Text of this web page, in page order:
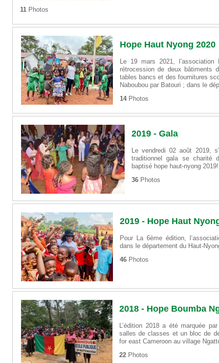
11 Photos
Hope Haut Nyong 2020
Le 19 mars 2021,
rétrocession de deux bâtiments
tables bancs et des fournitures
Naboubou par Batouri ; dans le
14Photos
2019 - Gala
Le vendredi 02 août 2019,
traditionnel gala se charité
baptisé hope haut-nyong 2019!
36 Photos
2019 - Hope Haut
Pour La 6ème édition,
dans le département du Haut-
46 Photos
2018 - Hope Boumba
L’édition 2018 a été marquée
salles de classes et un bloc de
for east Cameroon au village
22 Photos